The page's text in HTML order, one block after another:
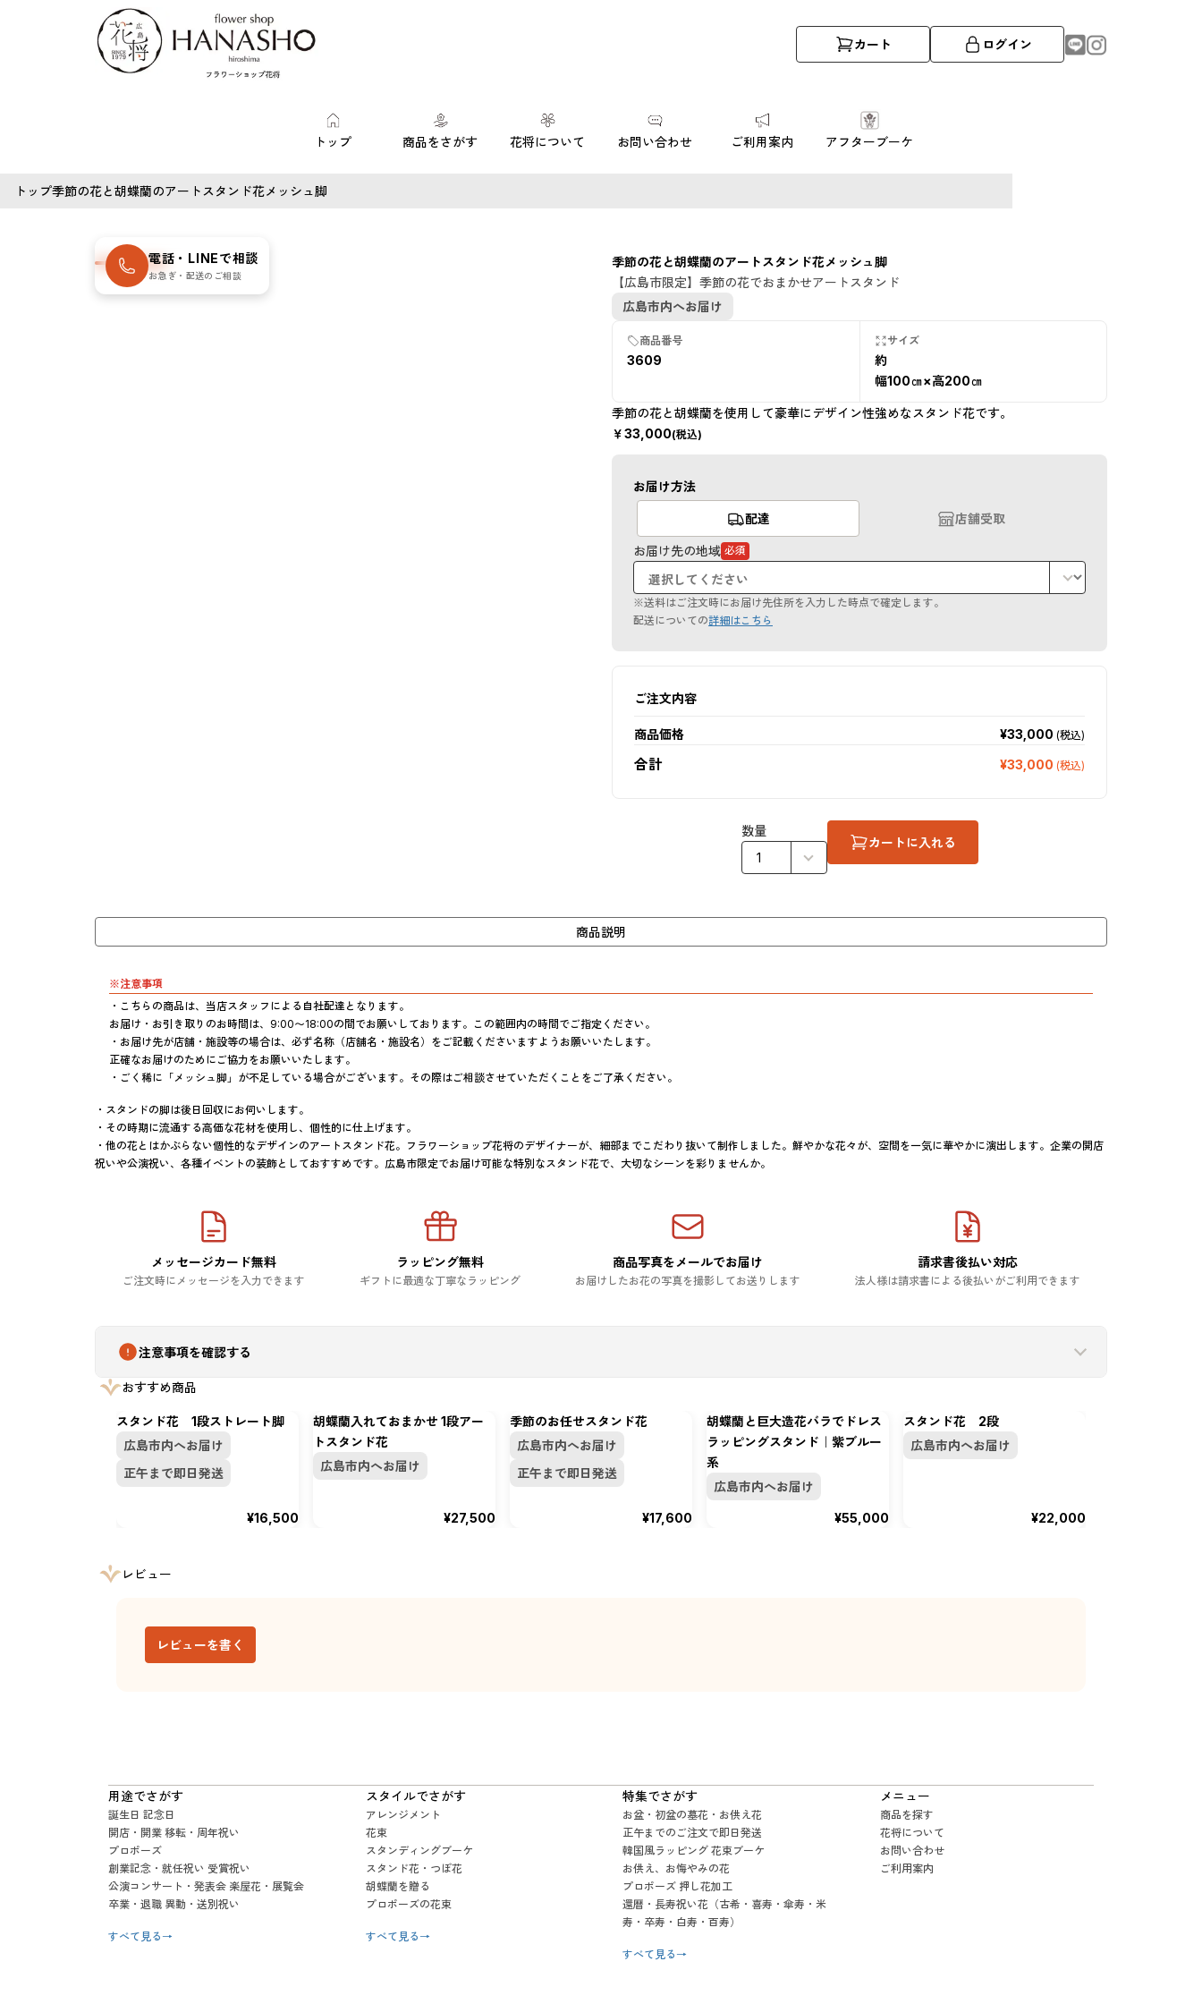
カート ログイン
トップ 商品をさがす 花将について お問い合わせ ご利用案内 アフターブーケ
トップ季節の花と胡蝶蘭のアートスタンド花メッシュ脚
季節の花と胡蝶蘭のアートスタンド花メッシュ脚
【広島市限定】季節の花でおまかせアートスタンド
広島市内へお届け
商品番号
3609
サイズ
約
幅100㎝×高200㎝
季節の花と胡蝶蘭を使用して豪華にデザイン性強めなスタンド花です。
￥33,000(税込)
お届け方法
配達 店舗受取
お届け先の地域 必須
（必
須
項
目）
※送料はご注文時にお届け先住所を入力した時点で確定します。
配送についての詳細はこちら
ご注文内容
商品価格 ¥33,000 (税込)
合計 ¥33,000 (税込)
数量
カートに入れる
商品説明
※注意事項
・こちらの商品は、当店スタッフによる自社配達となります。
お届け・お引き取りのお時間は、9:00〜18:00の間でお願いしております。この範囲内の時間でご指定ください。
・お届け先が店舗・施設等の場合は、必ず名称（店舗名・施設名）をご記載くださいますようお願いいたします。
正確なお届けのためにご協力をお願いいたします。
・ごく稀に「メッシュ脚」が不足している場合がございます。その際はご相談させていただくことをご了承ください。
・スタンドの脚は後日回収にお伺いします。
・その時期に流通する高価な花材を使用し、個性的に仕上げます。
・他の花とはかぶらない個性的なデザインのアートスタンド花。フラワーショップ花将のデザイナーが、細部までこだわり抜いて制作しました。鮮やかな花々が、空間を一気に華やかに演出します。企業の開店
祝いや公演祝い、各種イベントの装飾としておすすめです。広島市限定でお届け可能な特別なスタンド花で、大切なシーンを彩りませんか。
メッセージカード無料
ご注文時にメッセージを入力できます
ラッピング無料
ギフトに最適な丁寧なラッピング
商品写真をメールでお届け
お届けしたお花の写真を撮影してお送りします
請求書後払い対応
法人様は請求書による後払いがご利用できます
注意事項を確認する
電話・LINEで相談
お急ぎ・配送のご相談
おすすめ商品
スタンド花 1段ストレート脚
広島市内へお届け
正午まで即日発送
¥16,500
胡蝶蘭入れておまかせ 1段アー
トスタンド花
広島市内へお届け
¥27,500
季節のお任せスタンド花
広島市内へお届け
正午まで即日発送
¥17,600
胡蝶蘭と巨大造花バラでドレス
ラッピングスタンド｜紫ブルー
系
広島市内へお届け
¥55,000
スタンド花 2段
広島市内へお届け
¥22,000
レビュー
レビューを書く
用途でさがす
誕生日 記念日
開店・開業 移転・周年祝い
プロポーズ
創業記念・就任祝い 受賞祝い
公演コンサート・発表会 楽屋花・展覧会
卒業・退職 異動・送別祝い
すべて見る →
スタイルでさがす
アレンジメント
花束
スタンディングブーケ
スタンド花・つぼ花
胡蝶蘭を贈る
プロポーズの花束
すべて見る →
特集でさがす
お盆・初盆の墓花・お供え花
正午までのご注文で即日発送
韓国風ラッピング 花束ブーケ
お供え、お悔やみの花
プロポーズ 押し花加工
還暦・長寿祝い花（古希・喜寿・傘寿・米
寿・卒寿・白寿・百寿）
すべて見る →
メニュー
商品を探す
花将について
お問い合わせ
ご利用案内